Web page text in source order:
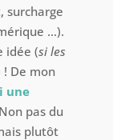
surcharge
…).
idée (si les
! De mon
une
pas du
plutôt